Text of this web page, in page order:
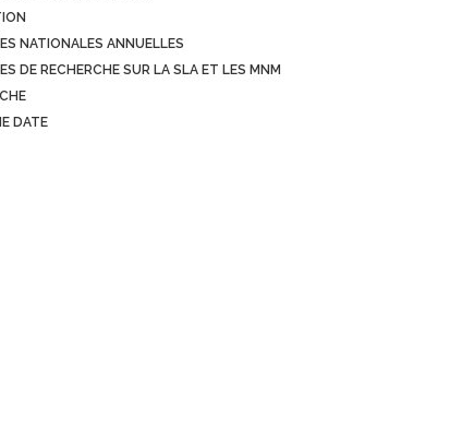
NATIONALES ANNUELLES
DE RECHERCHE SUR LA SLA ET LES MNM
DATE